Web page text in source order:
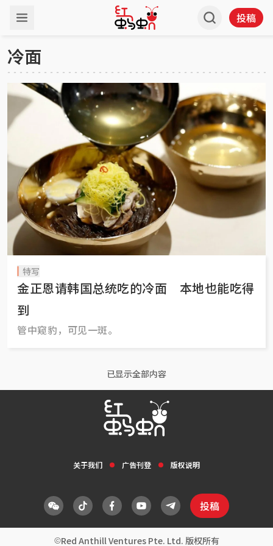
投稿
冷面
特写
金正恩请韩国总统吃的冷面 本地也能吃得
到
管中窥豹，可见一斑。
已显示全部内容
关于我们 广告刊登 版权说明
投稿
Red Anthill Ventures Pte. Ltd. 版权所有